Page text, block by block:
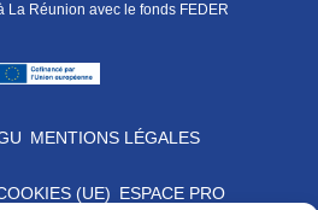
La Réunion avec le fonds FEDER
MENTIONS LÉGALES
(UE) ESPACE PRO